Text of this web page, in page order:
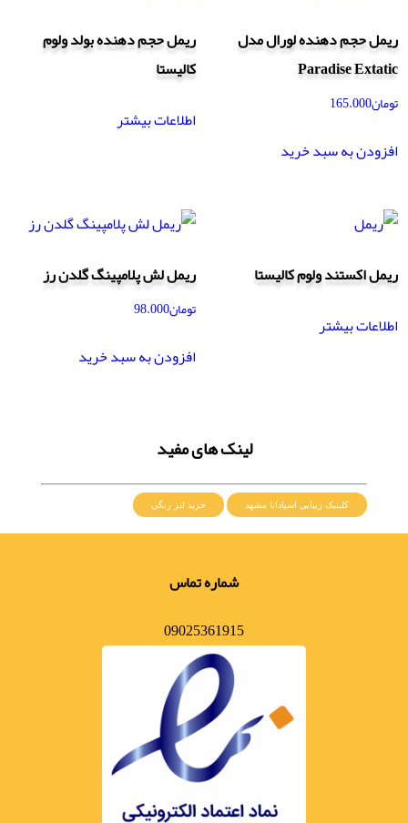
ریمل حجم دهنده لورال مدل
Paradise Extatic
تومان165.000
افزودن به سبد خرید
ریمل حجم دهنده بولد ولوم
کالیستا
اطلاعات بیشتر
ریمل اکستند ولوم کالیستا
اطلاعات بیشتر
ریمل لش پلامپینگ گلدن رز
تومان98.000
افزودن به سبد خرید
لینک های مفید
کلینیک زیبایی اسپادانا مشهد خرید لنز رنگی
شماره تماس
09025361915